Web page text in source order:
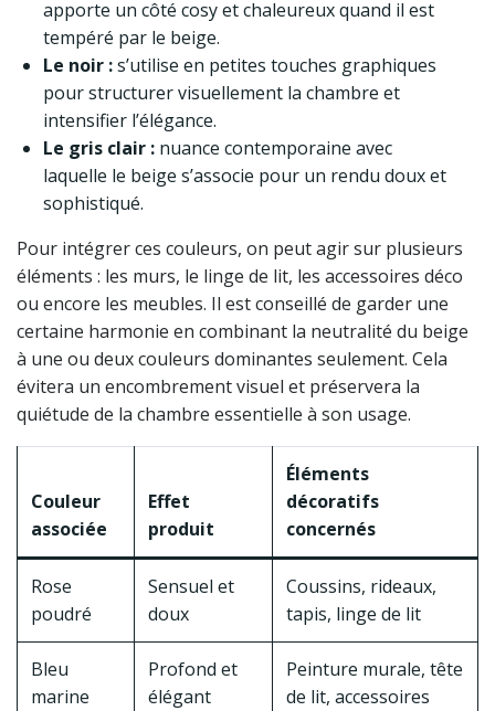
apporte un côté cosy et chaleureux quand il est
tempéré par le beige.
Le noir :s’utilise en petites touches graphiques
pour structurer visuellement la chambre et
intensifier l’élégance.
Le gris clair : nuance contemporaine avec
laquelle le beige s’associe pour un rendu doux et
sophistiqué.
Pour intégrer ces couleurs, on peut agir sur plusieurs
éléments : les murs, le linge de lit, les accessoires déco
ou encore les meubles. Il est conseillé de garder une
certaine harmonie en combinant la neutralité du beige
à une ou deux couleurs dominantes seulement. Cela
évitera un encombrement visuel et préservera la
quiétude de la chambre essentielle à son usage.
Couleur
associée
Effet
produit
Éléments
décoratifs
concernés
Rose
poudré
Sensuel et
doux
Coussins, rideaux,
tapis, linge de lit
Bleu
marine
Profond et
élégant
Peinture murale, tête
de lit, accessoires